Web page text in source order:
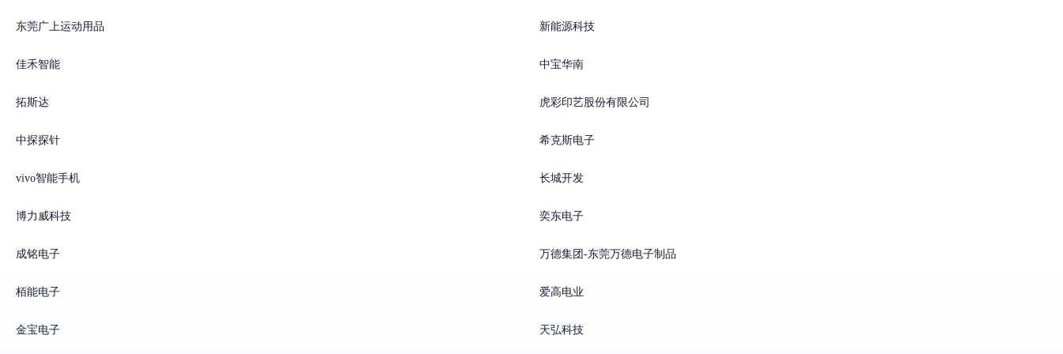
东莞广上运动用品 新能源科技
佳禾智能 中宝华南
拓斯达 虎彩印艺股份有限公司
中探探针 希克斯电子
vivo智能手机 长城开发
博力威科技 奕东电子
成铭电子 万德集团-东莞万德电子制品
栢能电子 爱高电业
金宝电子 天弘科技